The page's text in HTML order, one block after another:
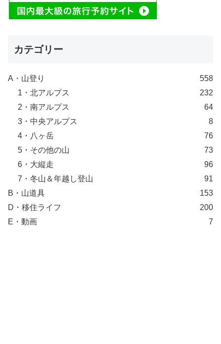
カテゴリー
A・山登り
558
1・北アルプス
232
2・南アルプス
64
3・中央アルプス
8
4・八ヶ岳
76
5・その他の山
73
6・大縦走
96
7・冬山＆年越し登山
91
B・山道具
153
D・移住ライフ
200
E・動画
7